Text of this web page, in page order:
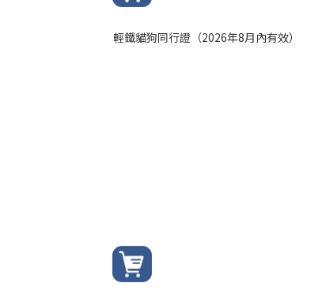
輕鐵貓狗同行證（2026年8月內有效）